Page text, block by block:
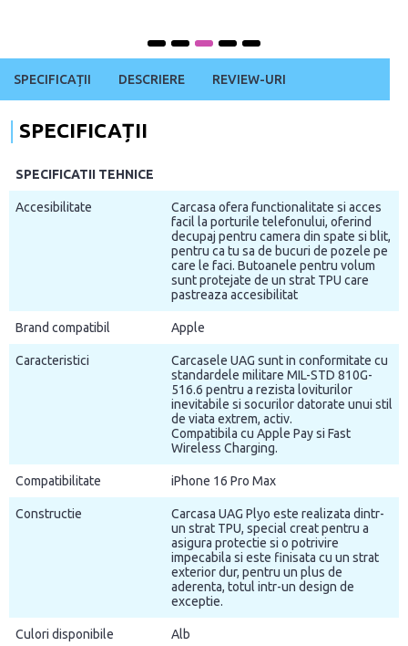
SPECIFICAȚII DESCRIERE REVIEW-URI
SPECIFICAȚII
SPECIFICATII TEHNICE
Accesibilitate
Carcasa ofera functionalitate si acces
facil la porturile telefonului, oferind
decupaj pentru camera din spate si blit,
pentru ca tu sa de bucuri de pozele pe
care le faci. Butoanele pentru volum
sunt protejate de un strat TPU care
pastreaza accesibilitat
Brand compatibil Apple
Caracteristici
Carcasele UAG sunt in conformitate cu
standardele militare MIL-STD 810G-
516.6 pentru a rezista loviturilor
inevitabile si socurilor datorate unui stil
de viata extrem, activ.
Compatibila cu Apple Pay si Fast
Wireless Charging.
Compatibilitate iPhone 16 Pro Max
Constructie
Carcasa UAG Plyo este realizata dintr-
un strat TPU, special creat pentru a
asigura protectie si o potrivire
impecabila si este finisata cu un strat
exterior dur, pentru un plus de
aderenta, totul intr-un design de
exceptie.
Culori disponibile Alb